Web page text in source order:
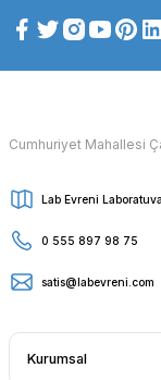
Cumhuriyet Mahallesi
Lab Evreni
0 555 897 98 75
satis@labevreni.com
Kurumsal